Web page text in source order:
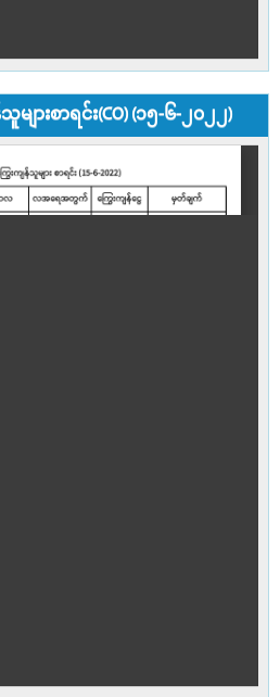
ျားစာရင်း(CO) (၁၅-၆-၂၀၂၂)